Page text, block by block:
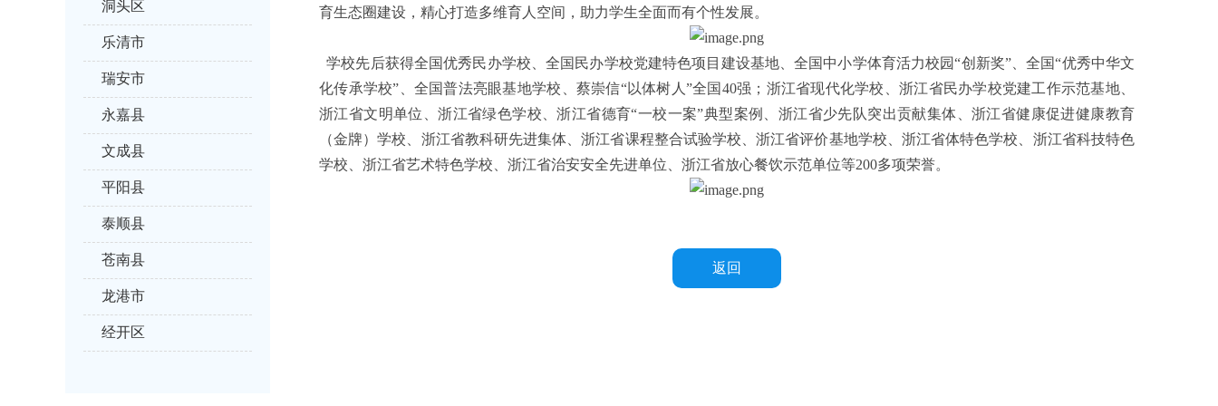
洞头区
乐清市
瑞安市
永嘉县
文成县
平阳县
泰顺县
苍南县
龙港市
经开区
育生态圈建设，精心打造多维育人空间，助力学生全面而有个性发展。
学校先后获得全国优秀民办学校、全国民办学校党建特色项目建设基地、全国中小学体育活力校园“创新奖”、全国“优秀中华文
化传承学校”、全国普法亮眼基地学校、蔡崇信“以体树人”全国40强；浙江省现代化学校、浙江省民办学校党建工作示范基地、
浙江省文明单位、浙江省绿色学校、浙江省德育“一校一案”典型案例、浙江省少先队突出贡献集体、浙江省健康促进健康教育
（金牌）学校、浙江省教科研先进集体、浙江省课程整合试验学校、浙江省评价基地学校、浙江省体特色学校、浙江省科技特色
学校、浙江省艺术特色学校、浙江省治安安全先进单位、浙江省放心餐饮示范单位等200多项荣誉。
返回